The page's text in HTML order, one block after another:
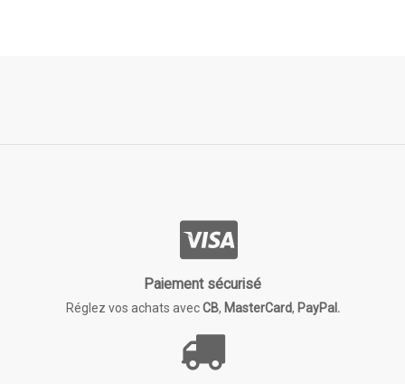
Paiement sécurisé
Réglez vos achats avecCB, MasterCard, PayPal.